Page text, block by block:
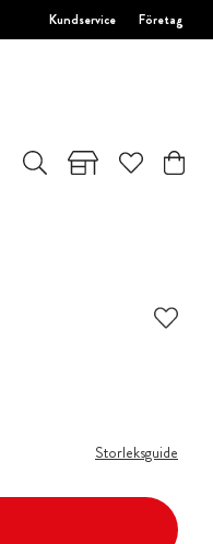
Kundservice Företag
Storleksguide